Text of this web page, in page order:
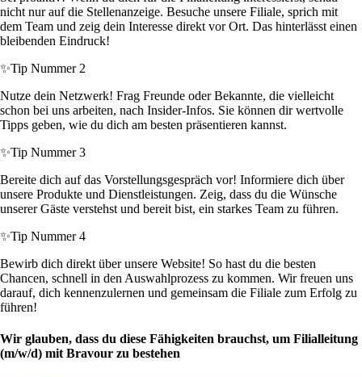
nicht nur auf die Stellenanzeige. Besuche unsere Filiale, sprich mit
dem Team und zeig dein Interesse direkt vor Ort. Das hinterlässt einen
bleibenden Eindruck!
✨Tip Nummer 2
Nutze dein Netzwerk! Frag Freunde oder Bekannte, die vielleicht
schon bei uns arbeiten, nach Insider-Infos. Sie können dir wertvolle
Tipps geben, wie du dich am besten präsentieren kannst.
✨Tip Nummer 3
Bereite dich auf das Vorstellungsgespräch vor! Informiere dich über
unsere Produkte und Dienstleistungen. Zeig, dass du die Wünsche
unserer Gäste verstehst und bereit bist, ein starkes Team zu führen.
✨Tip Nummer 4
Bewirb dich direkt über unsere Website! So hast du die besten
Chancen, schnell in den Auswahlprozess zu kommen. Wir freuen uns
darauf, dich kennenzulernen und gemeinsam die Filiale zum Erfolg zu
führen!
Wir glauben, dass du diese Fähigkeiten brauchst, um Filialleitung
(m/w/d) mit Bravour zu bestehen